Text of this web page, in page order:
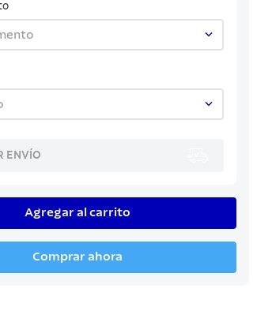
ENVÍO
Agregar al carrito
Comprar ahora